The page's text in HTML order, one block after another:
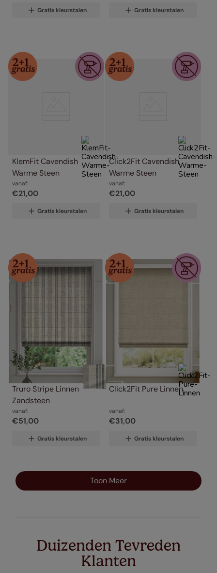
Gratis kleurstalen Gratis kleurstalen
KlemFit Cavendish
Warme Steen
vanaf:
€21,00
Gratis kleurstalen
Click2Fit Cavendish
Warme Steen
vanaf:
€21,00
Gratis kleurstalen
Truro Stripe Linnen
Zandsteen
vanaf:
€51,00
Gratis kleurstalen
Click2Fit Pure Linnen
vanaf:
€31,00
Gratis kleurstalen
Toon Meer
Duizenden Tevreden
Klanten